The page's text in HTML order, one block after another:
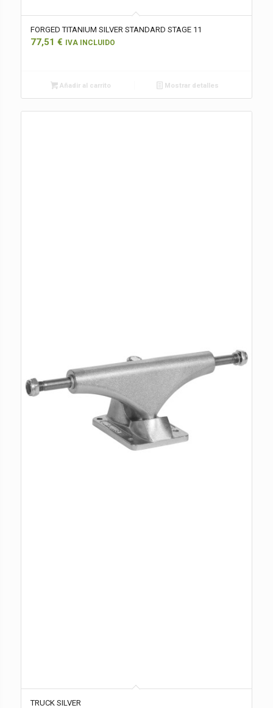
FORGED TITANIUM SILVER STANDARD STAGE 11
77,51 € IVA INCLUIDO
Añadir al carrito Mostrar detalles
TRUCK SILVER